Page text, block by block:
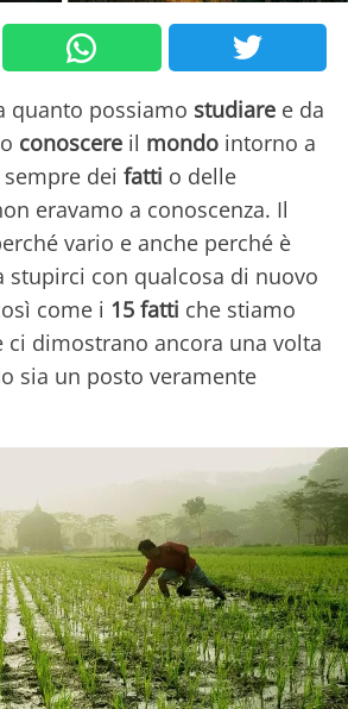
quanto possiamo studiare e da
conoscere il mondo intorno a
dei fatti o delle
eravamo a conoscenza. Il
vario e anche perché è
stupirci con qualcosa di nuovo
come i 15 fatti che stiamo
ci dimostrano ancora una volta
sia un posto veramente